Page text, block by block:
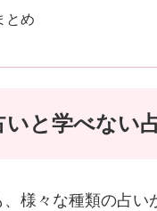
とめ
と学べない
様々な種類の占い